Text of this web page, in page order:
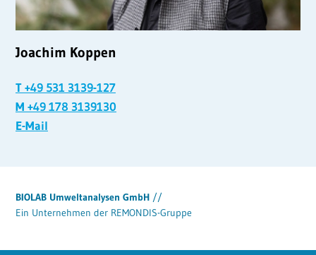
Joachim Koppen
T +49 531 3139-127
M +49 178 3139130
E-Mail
BIOLAB Umweltanalysen GmbH //
Ein Unternehmen der REMONDIS-Gruppe